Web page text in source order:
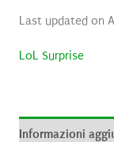
Last updated on
LoL Surprise
Informazioni